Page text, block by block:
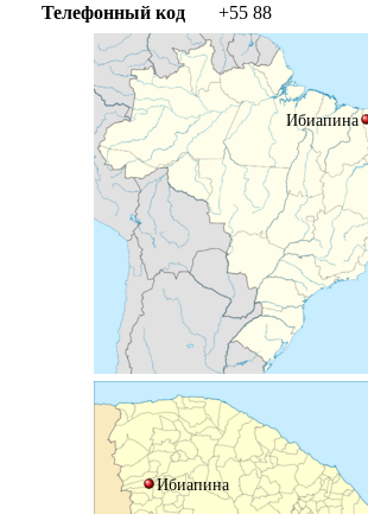
Телефонный код
+55 88
Ибиапина
Ибиапина